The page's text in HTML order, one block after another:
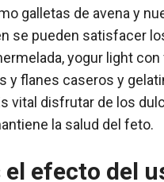
galletas de avena y
se pueden satisfacer
yogur light con
y flanes caseros y
vital disfrutar de los
la salud del feto.
el efecto del